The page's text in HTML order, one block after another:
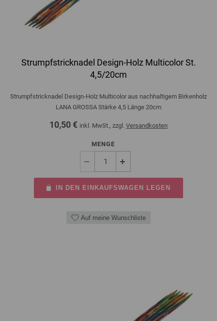
Strumpfstricknadel Design-Holz Multicolor St.
4,5/20cm
Strumpfstricknadel Design-Holz Multicolor aus nachhaltigem Birkenholz
LANA GROSSA Stärke 4,5 Länge 20cm
10,50 € inkl. MwSt., zzgl. Versandkosten
MENGE
IN DEN EINKAUFSWAGEN LEGEN
Auf meine Wunschliste